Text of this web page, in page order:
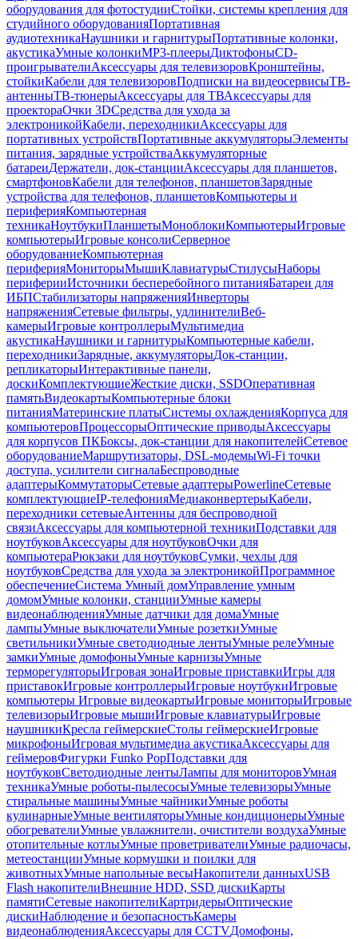
оборудования для фотостудииСтойки, системы крепления для
студийного оборудованияПортативная
аудиотехникаНаушники и гарнитурыПортативные колонки,
акустикаУмные колонкиMP3-плеерыДиктофоныCD-
проигрывателиАксессуары для телевизоровКронштейны,
стойкиКабели для телевизоровПодписки на видеосервисыТВ-
антенныТВ-тюнерыАксессуары для ТВАксессуары для
проектораОчки 3DСредства для ухода за
электроникойКабели, переходникиАксессуары для
портативных устройствПортативные аккумуляторыЭлементы
питания, зарядные устройстваАккумуляторные
батареиДержатели, док-станцииАксессуары для планшетов,
смартфоновКабели для телефонов, планшетовЗарядные
устройства для телефонов, планшетовКомпьютеры и
периферияКомпьютерная
техникаНоутбукиПланшетыМоноблокиКомпьютерыИгровые
компьютерыИгровые консолиСерверное
оборудованиеКомпьютерная
периферияМониторыМышиКлавиатурыСтилусыНаборы
периферииИсточники бесперебойного питанияБатареи для
ИБПСтабилизаторы напряженияИнверторы
напряженияСетевые фильтры, удлинителиВеб-
камерыИгровые контроллерыМультимедиа
акустикаНаушники и гарнитурыКомпьютерные кабели,
переходникиЗарядные, аккумуляторыДок-станции,
репликаторыИнтерактивные панели,
доскиКомплектующиеЖесткие диски, SSDОперативная
памятьВидеокартыКомпьютерные блоки
питанияМатеринские платыСистемы охлажденияКорпуса для
компьютеровПроцессорыОптические приводыАксессуары
для корпусов ПКБоксы, док-станции для накопителейСетевое
оборудованиеМаршрутизаторы, DSL-модемыWi-Fi точки
доступа, усилители сигналаБеспроводные
адаптерыКоммутаторыСетевые адаптерыPowerlineСетевые
комплектующиеIP-телефонияМедиаконвертерыКабели,
переходники сетевыеАнтенны для беспроводной
связиАксессуары для компьютерной техникиПодставки для
ноутбуковАксессуары для ноутбуковОчки для
компьютераРюкзаки для ноутбуковСумки, чехлы для
ноутбуковСредства для ухода за электроникойПрограммное
обеспечениеСистема Умный домУправление умным
домомУмные колонки, станцииУмные камеры
видеонаблюденияУмные датчики для домаУмные
лампыУмные выключателиУмные розеткиУмные
светильникиУмные светодиодные лентыУмные релеУмные
замкиУмные домофоныУмные карнизыУмные
терморегуляторыИгровая зонаИгровые приставкиИгры для
приставокИгровые контроллерыИгровые ноутбукиИгровые
компьютеры Игровые видеокартыИгровые мониторыИгровые
телевизорыИгровые мышиИгровые клавиатурыИгровые
наушникиКресла геймерскиеСтолы геймерскиеИгровые
микрофоныИгровая мультимедиа акустикаАксессуары для
геймеровФигурки Funko PopПодставки для
ноутбуковСветодиодные лентыЛампы для мониторовУмная
техникаУмные роботы-пылесосыУмные телевизорыУмные
стиральные машиныУмные чайникиУмные роботы
кулинарныеУмные вентиляторыУмные кондиционерыУмные
обогревателиУмные увлажнители, очистители воздухаУмные
отопительные котлыУмные проветривателиУмные радиочасы,
метеостанцииУмные кормушки и поилки для
животныхУмные напольные весыНакопители данныхUSB
Flash накопителиВнешние HDD, SSD дискиКарты
памятиСетевые накопителиКартридерыОптические
дискиНаблюдение и безопасностьКамеры
видеонаблюденияАксессуары для CCTVДомофоны,